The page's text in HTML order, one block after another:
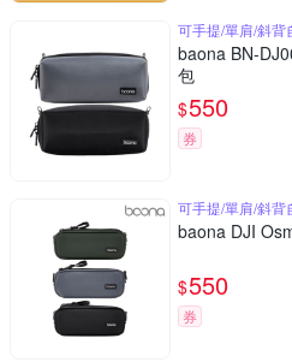
可手提/單肩/斜背
baona BN-
包
$550
券
可手提/單肩/斜背
baona DJI
$550
券